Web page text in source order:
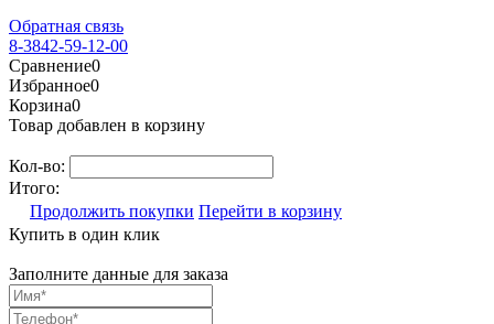
Обратная связь
8-3842-59-12-00
Сравнение0
Избранное0
Корзина0
Товар добавлен в корзину
Кол-во:
Итого:
Продолжить покупки Перейти в корзину
Купить в один клик
Заполните данные для заказа